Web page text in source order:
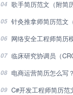
04 歌手简历范文（附简
05 针灸推拿师简历范文
06 网络安全工程师简历
07
08 电商运营简历怎么写
09 C#开发工程师简历范